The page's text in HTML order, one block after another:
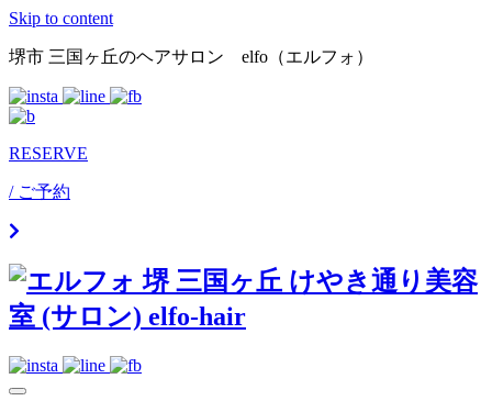
Skip to content
堺市 三国ヶ丘のヘアサロン elfo（エルフォ）
RESERVE
/ ご予約